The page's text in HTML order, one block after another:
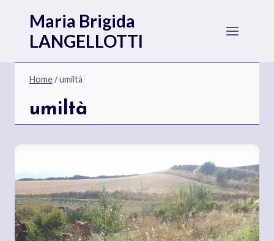
contenuto
Maria Brigida
LANGELLOTTI
Home/umiltà
umiltà